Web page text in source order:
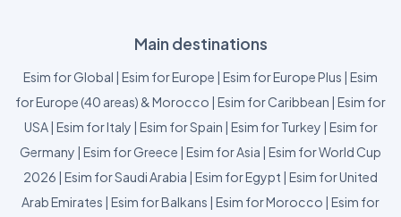
Main destinations
Esim for Global | Esim for Europe | Esim for Europe Plus | Esim
for Europe (40 areas) & Morocco | Esim for Caribbean | Esim for
USA| Esim for Italy | Esim for Spain | Esim for Turkey | Esim for
Germany | Esim for Greece | Esim for Asia | Esim for World Cup
2026 | Esim for Saudi Arabia | Esim for Egypt | Esim for United
Arab Emirates | Esim for Balkans | Esim for Morocco | Esim for